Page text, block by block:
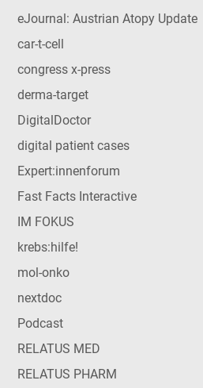
eJournal: Austrian Atopy Update
car-t-cell
congress x-press
derma-target
DigitalDoctor
digital patient cases
Expert:innenforum
Fast Facts Interactive
IM FOKUS
krebs:hilfe!
mol-onko
nextdoc
Podcast
RELATUS MED
RELATUS PHARM